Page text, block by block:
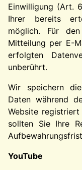
Einwilligung (Art.
Ihrer bereits
möglich. Für
Mitteilung per E-
erfolgten
unberührt.
Wir speichern
Daten während
Website
sollten Sie Ihre
YouTube